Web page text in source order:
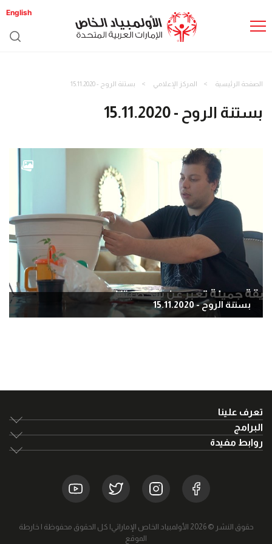
English
الصفحة الرئيسية المركز الإعلامي بستنة الروح - 15.11.2020
بستنة الروح - 15.11.2020
بستنة الروح - 15.11.2020
تعرف علينا
البرامج
روابط مفيدة
حقوق النشر © 2026 الأولمبياد الخاص الإماراتي| كل الحقوق محفوظة |
خارطة
الموقع